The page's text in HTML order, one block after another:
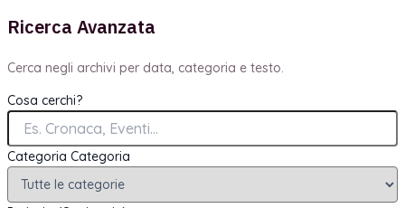
Ricerca Avanzata
Cerca negli archivi per data, categoria e testo.
Cosa cerchi?
Categoria Categoria